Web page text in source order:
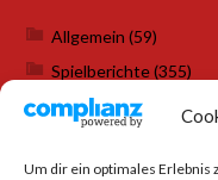
Um dir ein optimales Erlebnis
Allgemein (59)
Spielberichte(355)
Weihnachtsfeiern(7)